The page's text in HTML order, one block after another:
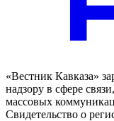
«Вестник Кавказа»
надзору в сфере
массовых
Свидетельство о